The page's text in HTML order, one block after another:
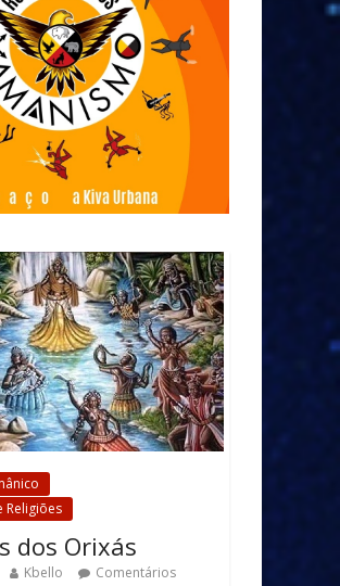
Religiões
dos Orixás
Kbello
Comentários